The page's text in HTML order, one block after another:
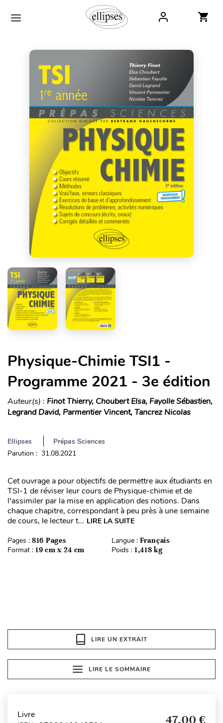
Physique-Chimie TSI1 -
Programme 2021 - 3e édition
Auteur(s) : Finot Thierry, Choubert Elsa, Fayolle Sébastien,
Legrand David, Parmentier Vincent, Tancrez Nicolas
Ellipses
Prépas Sciences
Parution : 31.08.2021
Cet ouvrage a pour objectifs de permettre aux étudiants en
TSI-1 de réviser leur cours de Physique-chimie et de
l'assimiler par la mise en application des notions. Dans
chaque chapitre, correspondant à peu près à une semaine
de cours, le lecteur t... LIRE LA SUITE
Pages : 816 Pages Langue : Français
Format : 19 cm x 24 cm Poids : 1,418 kg
LIRE UN EXTRAIT
LIRE LE SOMMAIRE
Livre 47,00 €